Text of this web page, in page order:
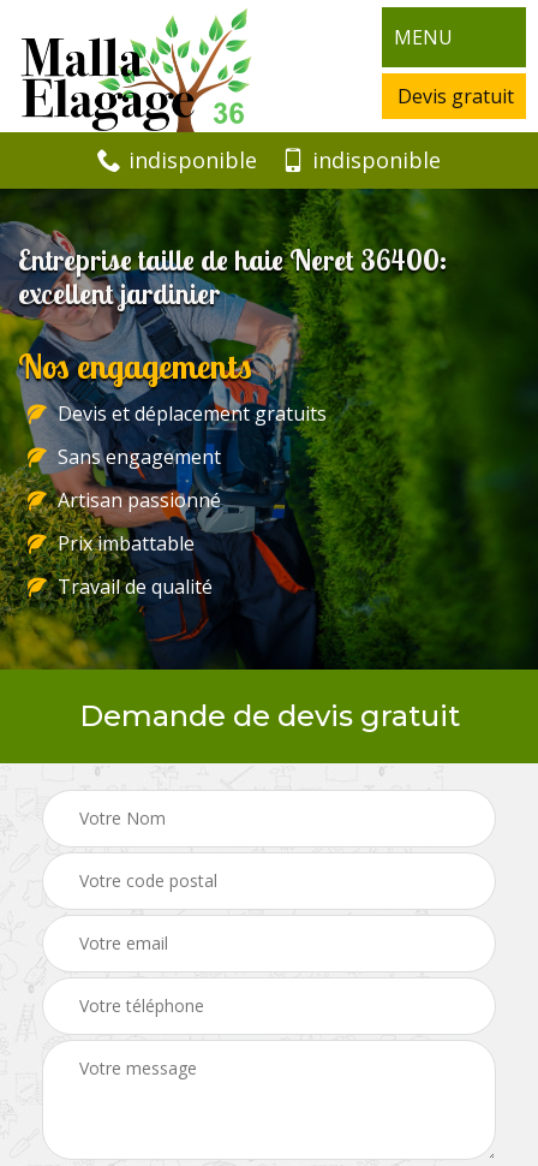
MENU
Devis gratuit
indisponible indisponible
Entreprise taille de haie Neret 36400:
excellent jardinier
Nos engagements
Devis et déplacement gratuits
Sans engagement
Artisan passionné
Prix imbattable
Travail de qualité
Demande de devis gratuit